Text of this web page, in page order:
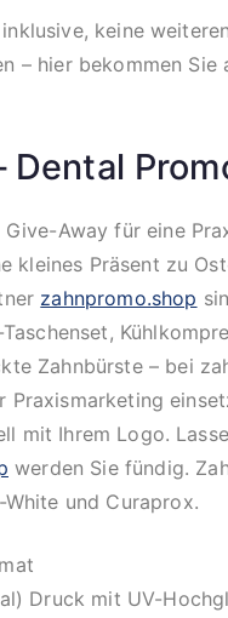
keine
– hier bekommen Sie
Dental
Away für eine
kleines Präsent zu
zahnpromo.shop
Zahnbürste – bei
Praxismarketing
mit Ihrem Logo.
werden Sie fündig.
und Curaprox.
Druck mit UV-